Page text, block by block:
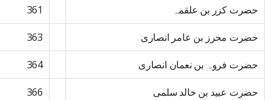
حضرت کزر بن علقمہ 361
حضرت محرز بن عامر انصاری 363
حضرت فروہ بن نعمان انصاری 364
حضرت عبید بن خالد سلمی 366